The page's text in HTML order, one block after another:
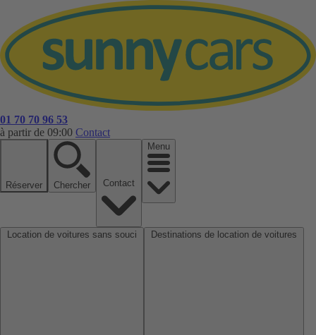
01 70 70 96 53
à partir de 09:00 Contact
Réserver Chercher
Menu